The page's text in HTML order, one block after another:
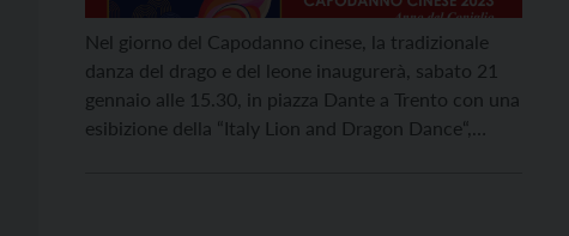
Nel giorno del Capodanno cinese, la tradizionale
danza del drago e del leone inaugurerà, sabato 21
gennaio alle 15.30, in piazza Dante a Trento con una
esibizione della “Italy Lion and Dragon Dance“,